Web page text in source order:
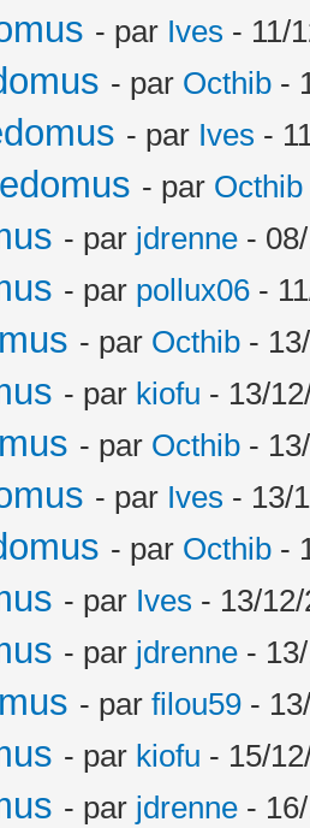
- par Ives - 11/
- par Octhib -
- par Ives -
- par Octhib
- par jdrenne -
- par pollux06 -
- par Octhib -
- par kiofu - 13/
- par Octhib -
- par Ives - 13/
- par Octhib -
- par Ives - 13/
- par jdrenne -
- par filou59 -
- par kiofu - 15/
- par jdrenne -